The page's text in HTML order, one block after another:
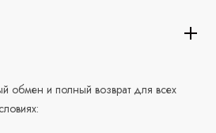
обмен и полный возврат для всех